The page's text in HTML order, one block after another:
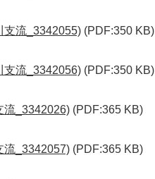
支流_3342055) (PDF:350 KB)
支流_3342056) (PDF:350 KB)
流_3342026) (PDF:365 KB)
流_3342057) (PDF:365 KB)